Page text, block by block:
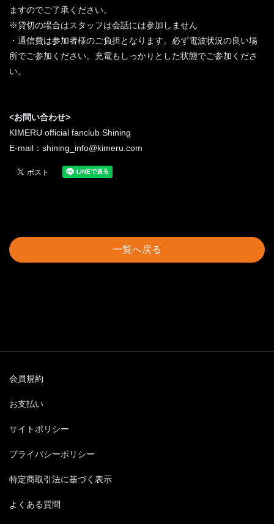
ますのでご了承ください。
※貸切の場合はスタッフは会話には参加しません
・通信費は参加者様のご負担となります。必ず電波状況の良い場
所でご参加ください。充電もしっかりとした状態でご参加くださ
い。
<お問い合わせ>
KIMERU official fanclub Shining
E-mail：shining_info@kimeru.com
一覧へ戻る
会員規約
お支払い
サイトポリシー
プライバシーポリシー
特定商取引法に基づく表示
よくある質問